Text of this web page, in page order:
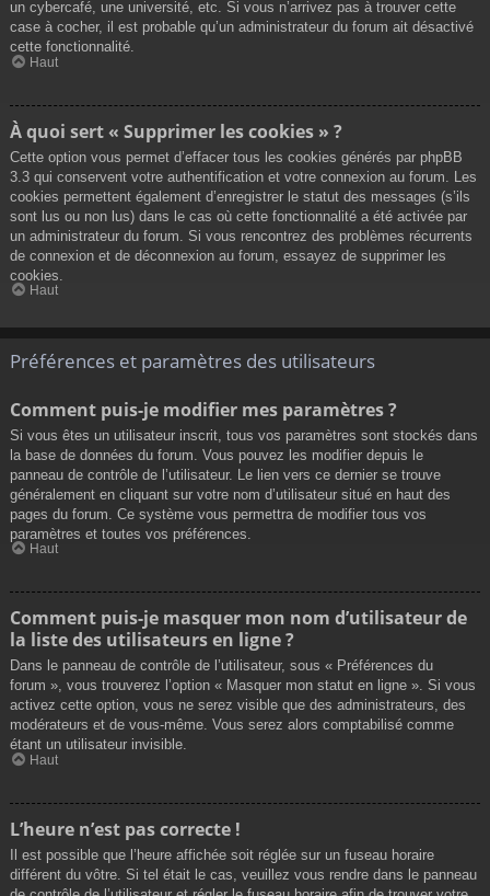
un cybercafé, une université, etc. Si vous n’arrivez pas à trouver cette
case à cocher, il est probable qu’un administrateur du forum ait désactivé
cette fonctionnalité.
Haut
À quoi sert « Supprimer les cookies » ?
Cette option vous permet d’effacer tous les cookies générés par phpBB
3.3 qui conservent votre authentification et votre connexion au forum. Les
cookies permettent également d’enregistrer le statut des messages (s’ils
sont lus ou non lus) dans le cas où cette fonctionnalité a été activée par
un administrateur du forum. Si vous rencontrez des problèmes récurrents
de connexion et de déconnexion au forum, essayez de supprimer les
cookies.
Haut
Préférences et paramètres des utilisateurs
Comment puis-je modifier mes paramètres ?
Si vous êtes un utilisateur inscrit, tous vos paramètres sont stockés dans
la base de données du forum. Vous pouvez les modifier depuis le
panneau de contrôle de l’utilisateur. Le lien vers ce dernier se trouve
généralement en cliquant sur votre nom d’utilisateur situé en haut des
pages du forum. Ce système vous permettra de modifier tous vos
paramètres et toutes vos préférences.
Haut
Comment puis-je masquer mon nom d’utilisateur de
la liste des utilisateurs en ligne ?
Dans le panneau de contrôle de l’utilisateur, sous « Préférences du
forum », vous trouverez l’option « Masquer mon statut en ligne ». Si vous
activez cette option, vous ne serez visible que des administrateurs, des
modérateurs et de vous-même. Vous serez alors comptabilisé comme
étant un utilisateur invisible.
Haut
L’heure n’est pas correcte !
Il est possible que l’heure affichée soit réglée sur un fuseau horaire
différent du vôtre. Si tel était le cas, veuillez vous rendre dans le panneau